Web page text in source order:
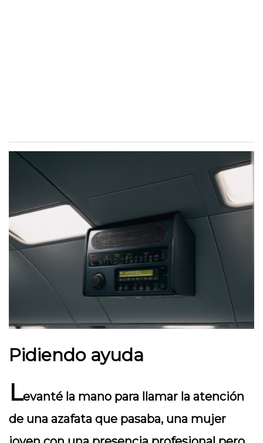
Pidiendo ayuda
Levanté la mano para llamar la atención
de una azafata que pasaba, una mujer